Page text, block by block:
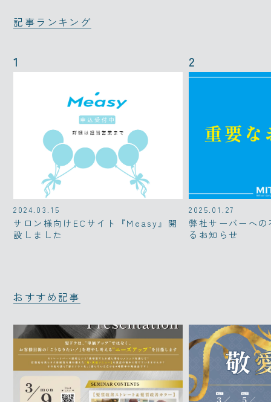
記事ランキング
2024.03.15
サロン様向けECサイト『Measy』開
設しました
2025.01.27
弊社サーバーへ
るお知らせ
おすすめ記事